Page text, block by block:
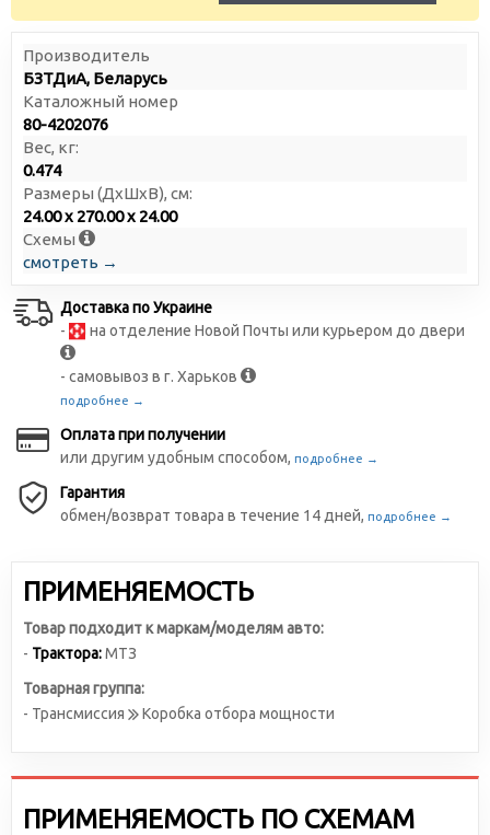
Производитель
БЗТДиА, Беларусь
Каталожный номер
80-4202076
Вес, кг:
0.474
Размеры (ДxШxВ), см:
24.00 x 270.00 x 24.00
Схемы
смотреть →
Доставка по Украине
-
на отделение Новой Почты или курьером до двери
- самовывоз в г. Харьков
подробнее →
Оплата при получении
или другим удобным способом, подробнее →
Гарантия
обмен/возврат товара в течение 14 дней, подробнее →
ПРИМЕНЯЕМОСТЬ
Товар подходит к маркам/моделям авто:
- Трактора:МТЗ
Товарная группа:
- Трансмиссия
Коробка отбора мощности
ПРИМЕНЯЕМОСТЬ ПО СХЕМАМ